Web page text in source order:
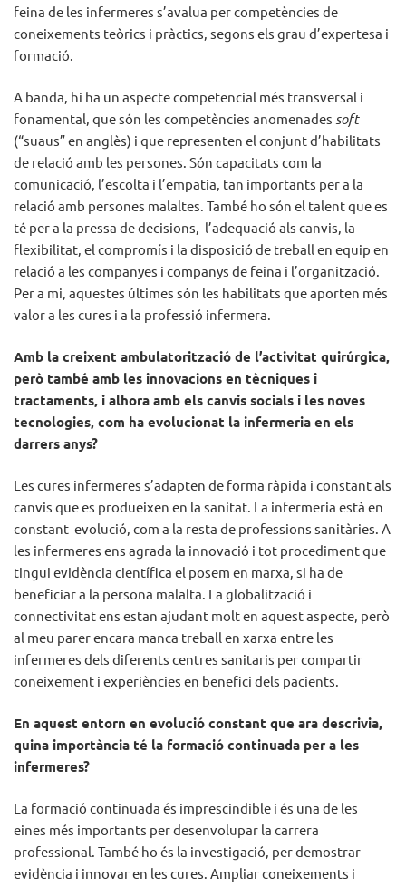
feina de les infermeres s’avalua per competències de
coneixements teòrics i pràctics, segons els grau d’expertesa i
formació.
A banda, hi ha un aspecte competencial més transversal i
fonamental, que són les competències anomenades soft
(“suaus” en anglès) i que representen el conjunt d’habilitats
de relació amb les persones. Són capacitats com la
comunicació, l’escolta i l’empatia, tan importants per a la
relació amb persones malaltes. També ho són el talent que es
té per a la pressa de decisions, l’adequació als canvis, la
flexibilitat, el compromís i la disposició de treball en equip en
relació a les companyes i companys de feina i l’organització.
Per a mi, aquestes últimes són les habilitats que aporten més
valor a les cures i a la professió infermera.
Amb la creixent ambulatorització de l’activitat quirúrgica,
però també amb les innovacions en tècniques i
tractaments, i alhora amb els canvis socials i les noves
tecnologies, com ha evolucionat la infermeria en els
darrers anys?
Les cures infermeres s’adapten de forma ràpida i constant als
canvis que es produeixen en la sanitat. La infermeria està en
constant evolució, com a la resta de professions sanitàries. A
les infermeres ens agrada la innovació i tot procediment que
tingui evidència científica el posem en marxa, si ha de
beneficiar a la persona malalta. La globalització i
connectivitat ens estan ajudant molt en aquest aspecte, però
al meu parer encara manca treball en xarxa entre les
infermeres dels diferents centres sanitaris per compartir
coneixement i experiències en benefici dels pacients.
En aquest entorn en evolució constant que ara descrivia,
quina importància té la formació continuada per a les
infermeres?
La formació continuada és imprescindible i és una de les
eines més importants per desenvolupar la carrera
professional. També ho és la investigació, per demostrar
evidència i innovar en les cures. Ampliar coneixements i